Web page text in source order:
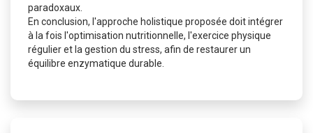
paradoxaux.
En conclusion, l'approche holistique proposée doit intégrer
à la fois l'optimisation nutritionnelle, l'exercice physique
régulier et la gestion du stress, afin de restaurer un
équilibre enzymatique durable.